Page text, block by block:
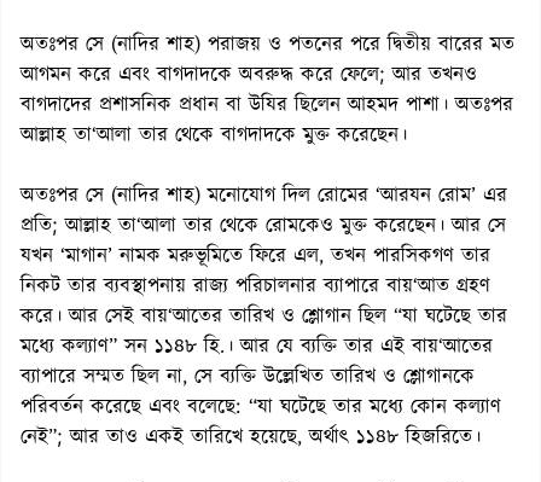
অতঃপর সে (নাদির শাহ) পরাজয় ও পতনের পরে দ্বিতীয় বারের মত
আগমন করে এবং বাগদাদকে অবরুদ্ধ করে ফেলে; আর তখনও
বাগদাদের প্রশাসনিক প্রধান বা উযির ছিলেন আহমদ পাশা। অতঃপর
আল্লাহ তা‘আলা তার থেকে বাগদাদকে মুক্ত করেছেন।
অতঃপর সে (নাদির শাহ) মনোযোগ দিল রোমের ‘আরযন রোম’ এর
প্রতি; আল্লাহ তা‘আলা তার থেকে রোমকেও মুক্ত করেছেন। আর সে
যখন ‘মাগান’ নামক মরুভূমিতে ফিরে এল, তখন পারসিকগণ তার
নিকট তার ব্যবস্থাপনায় রাজ্য পরিচালনার ব্যাপারে বায়‘আত গ্রহণ
করে। আর সেই বায়‘আতের তারিখ ও শ্লোগান ছিল “যা ঘটেছে তার
মধ্যে কল্যাণ” সন ১১৪৮ হি.। আর যে ব্যক্তি তার এই বায়‘আতের
ব্যাপারে সম্মত ছিল না, সে ব্যক্তি উল্লেখিত তারিখ ও শ্লোগানকে
পরিবর্তন করেছে এবং বলেছে: “যা ঘটেছে তার মধ্যে কোন কল্যাণ
নেই”; আর তাও একই তারিখে হয়েছে, অর্থাৎ ১১৪৮ হিজরিতে।